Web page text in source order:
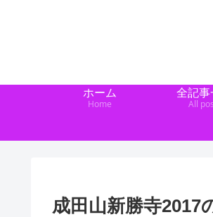
ホーム
Home
全記事
All
成田山新勝寺2017